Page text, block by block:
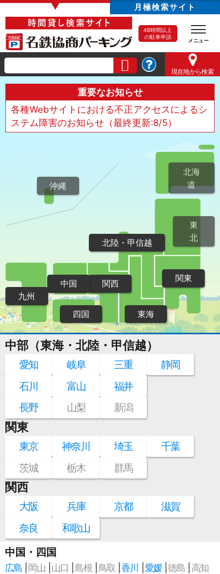
▼ 月極検索サイト
48時間以上
の駐車申請
現在地から検索
重要なお知らせ
各種Webサイトにおける不正アクセスによるシ
ステム障害のお知らせ（最終更新:8/5）
北海
道
東
北
関東
北陸・甲信越
東海
関西
中国
四国
九州
沖縄
中部（東海・北陸・甲信越）
愛知 岐阜 三重
静岡
石川
富山
福井
長野
山梨 新潟
関東
東京 神奈川 埼玉
千葉
茨城
栃木 群馬
関西
大阪 兵庫 京都
滋賀
奈良
和歌山
中国・四国
広島 岡山 山口 島根 鳥取 香川 愛媛 徳島 高知